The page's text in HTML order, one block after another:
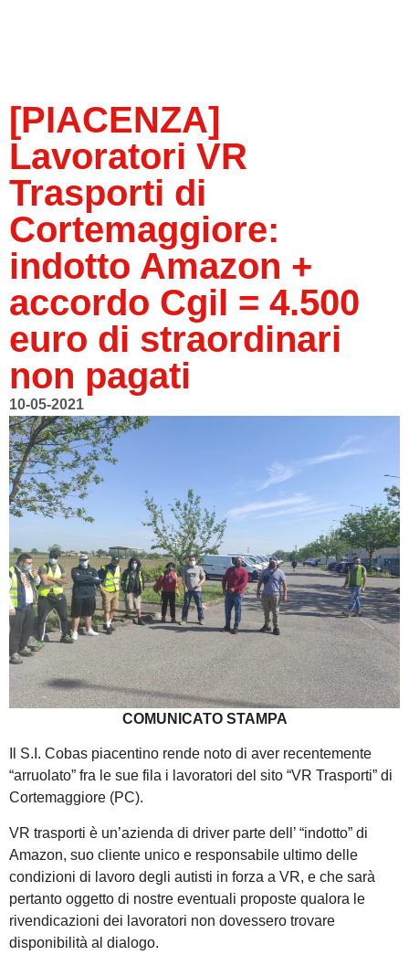
[PIACENZA]
Lavoratori VR
Trasporti di
Cortemaggiore:
indotto Amazon +
accordo Cgil = 4.500
euro di straordinari
non pagati
10-05-2021
COMUNICATO STAMPA
Il S.I. Cobas piacentino rende noto di aver recentemente
“arruolato” fra le sue fila i lavoratori del sito “VR Trasporti” di
Cortemaggiore (PC).
VR trasporti è un’azienda di driver parte dell’ “indotto” di
Amazon, suo cliente unico e responsabile ultimo delle
condizioni di lavoro degli autisti in forza a VR, e che sarà
pertanto oggetto di nostre eventuali proposte qualora le
rivendicazioni dei lavoratori non dovessero trovare
disponibilità al dialogo.